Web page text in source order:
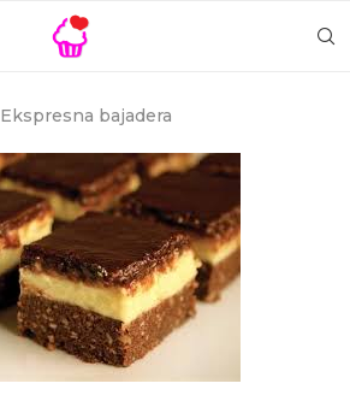
Ekspresna bajadera